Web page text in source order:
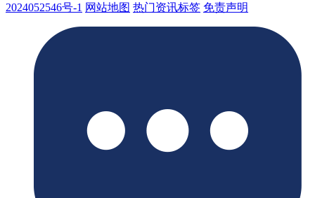
2024052546号-1 网站地图 热门资讯标签 免责声明